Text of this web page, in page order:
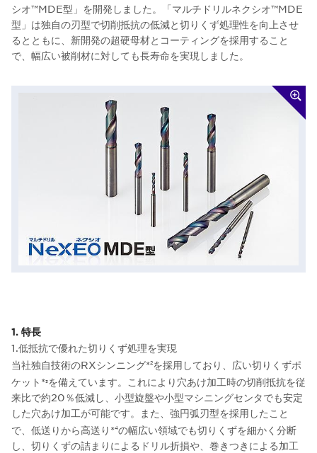
シオ™MDE型」を開発しました。「マルチドリルネクシオ™MDE
型」は独自の刃型で切削抵抗の低減と切りくず処理性を向上させ
るとともに、新開発の超硬母材とコーティングを採用すること
で、幅広い被削材に対しても長寿命を実現しました。
1. 特長
1.低抵抗で優れた切りくず処理を実現
当社独自技術のRXシンニング*2を採用しており、広い切りくずポ
ケット*3を備えています。これにより穴あけ加工時の切削抵抗を従
来比で約20％低減し、小型旋盤や小型マシニングセンタでも安定
した穴あけ加工が可能です。また、強円弧刃型を採用したこと
で、低送りから高送り*4の幅広い領域でも切りくずを細かく分断
し、切りくずの詰まりによるドリル折損や、巻きつきによる加工